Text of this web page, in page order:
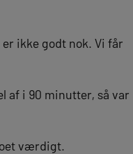
ikke godt nok. Vi får
af i 90 minutter, så var
værdigt.